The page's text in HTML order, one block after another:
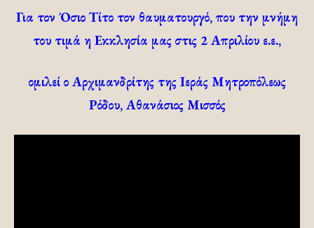
Για τον Όσιο Τίτο τον θαυματουργό, που την μνήμη
του τιμά η Εκκλησία μας στις 2 Απριλίου ε.ε.,
ομιλεί ο Αρχιμανδρίτης της Ιεράς Μητροπόλεως
Ρόδου, Αθανάσιος Μισσός